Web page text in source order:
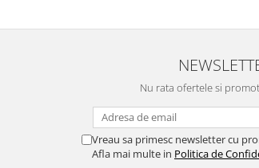
Nu rata ofertele si
Vreau sa primesc newsletter cu
Afla mai multe in Politica de